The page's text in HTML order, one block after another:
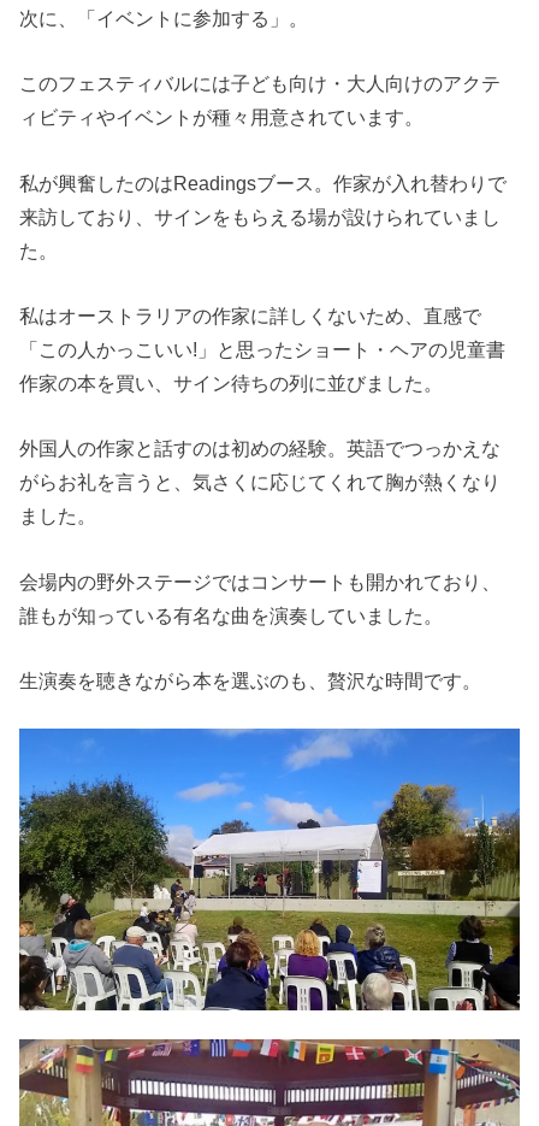
次に、「イベントに参加する」。
このフェスティバルには子ども向け・大人向けのアクテ
ィビティやイベントが種々用意されています。
私が興奮したのはReadingsブース。作家が入れ替わりで
来訪しており、サインをもらえる場が設けられていまし
た。
私はオーストラリアの作家に詳しくないため、直感で
「この人かっこいい!」と思ったショート・ヘアの児童書
作家の本を買い、サイン待ちの列に並びました。
外国人の作家と話すのは初めの経験。英語でつっかえな
がらお礼を言うと、気さくに応じてくれて胸が熱くなり
ました。
会場内の野外ステージではコンサートも開かれており、
誰もが知っている有名な曲を演奏していました。
生演奏を聴きながら本を選ぶのも、贅沢な時間です。